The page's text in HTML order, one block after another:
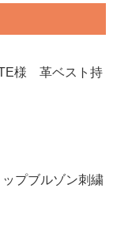
様 革ベスト持
プブルゾン刺繍